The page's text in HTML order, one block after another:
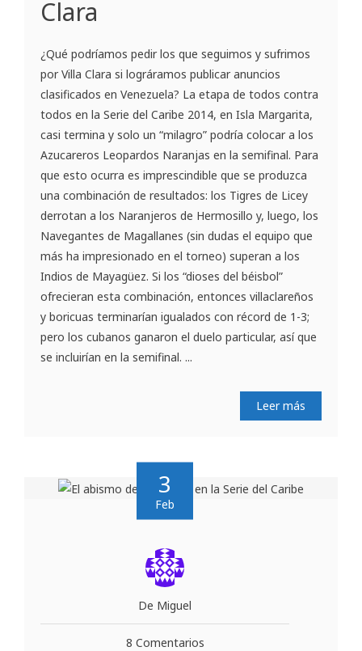
Clara
¿Qué podríamos pedir los que seguimos y sufrimos
por Villa Clara si lográramos publicar anuncios
clasificados en Venezuela? La etapa de todos contra
todos en la Serie del Caribe 2014, en Isla Margarita,
casi termina y solo un “milagro” podría colocar a los
Azucareros Leopardos Naranjas en la semifinal. Para
que esto ocurra es imprescindible que se produzca
una combinación de resultados: los Tigres de Licey
derrotan a los Naranjeros de Hermosillo y, luego, los
Navegantes de Magallanes (sin dudas el equipo que
más ha impresionado en el torneo) superan a los
Indios de Mayagüez. Si los “dioses del béisbol”
ofrecieran esta combinación, entonces villaclareños
y boricuas terminarían igualados con récord de 1-3;
pero los cubanos ganaron el duelo particular, así que
se incluirían en la semifinal. ...
Leer más
3
Feb
De Miguel
8 Comentarios